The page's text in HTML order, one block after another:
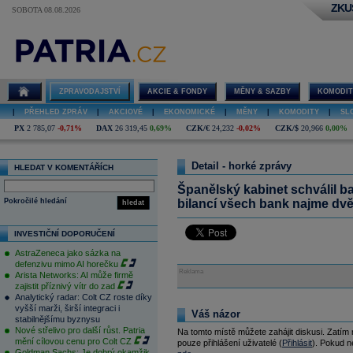
SOBOTA 08.08.2026
ZPRAVODAJSTVÍ AKCIE & FONDY MĚNY & SAZBY
PŘEHLED ZPRÁV AKCIOVÉ EKONOMICKÉ MĚNY KOMODITY
PX 2 785,07 -0,71% DAX 26 319,45 0,69% CZK/€ 24,232 -0,02% CZK/$ 20,966 0,00%
HLEDAT V KOMENTÁŘÍCH
hledat
Pokročilé hledání
INVESTIČNÍ DOPORUČENÍ
AstraZeneca jako sázka na
defenzivu mimo AI horečku
Arista Networks: AI může firmě
zajistit příznivý vítr do zad
Analytický radar: Colt CZ roste díky
vyšší marži, širší integraci i
stabilnějšímu byznysu
Nové střelivo pro další růst. Patria
mění cílovou cenu pro Colt CZ
Detail - horké zprávy
Španělský kabinet schválil
bilancí všech bank najme
Reklama
Váš názor
Na tomto místě můžete zahájit diskusi.
pouze přihlášení uživatelé (Přihlásit). Pokud